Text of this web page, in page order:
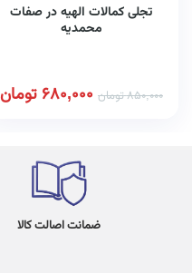
تجلی کمالات الهیه در صفات
محمدیه
850,000تومان 680,000 تومان
ضمانت اصالت کالا